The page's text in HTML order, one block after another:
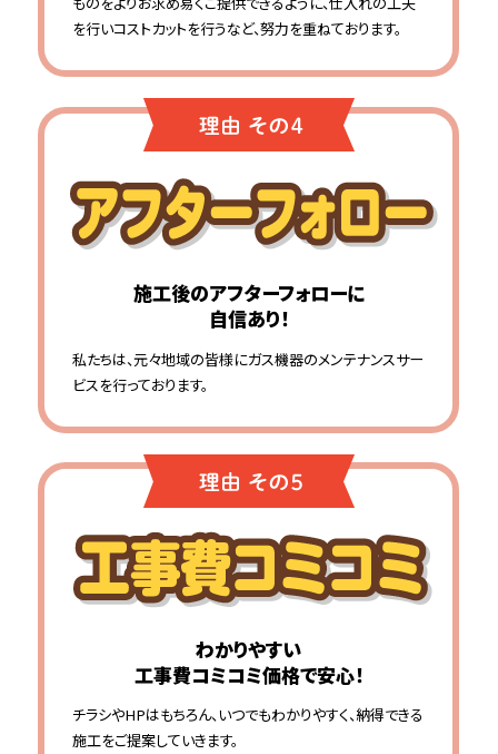
を行いコストカットを行うなど、努力を重ねております。
施工後のアフターフォローに
自信あり！
私たちは、元々地域の皆様にガス機器のメンテナンスサー
ビスを行っております。
わかりやすい
工事費コミコミ価格で安心！
チラシやHPはもちろん、いつでもわかりやすく、納得できる
施工をご提案していきます。